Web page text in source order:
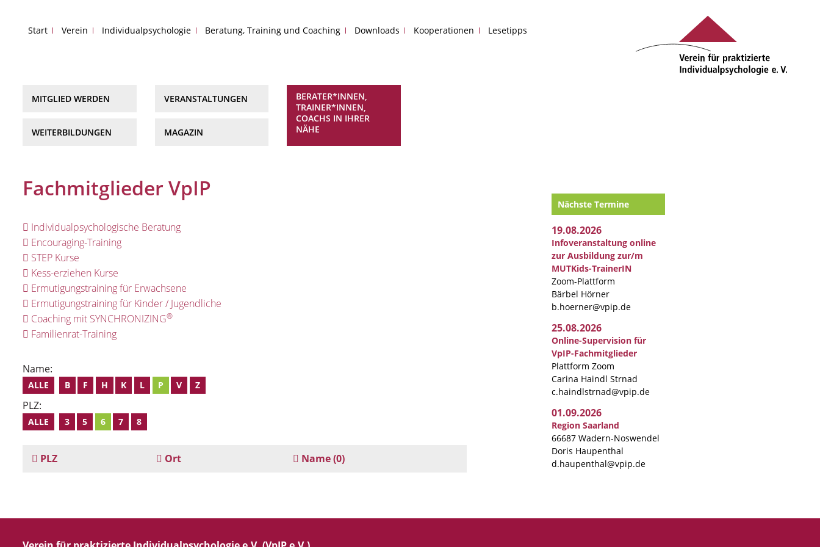
Start Verein Individualpsychologie Beratung, Training und Coaching Downloads Kooperationen Lesetipps
MITGLIED WERDEN
WEITERBILDUNGEN
VERANSTALTUNGEN
MAGAZIN
BERATER*INNEN,
TRAINER*INNEN,
COACHS IN IHRER
NÄHE
Fachmitglieder VpIP
Individualpsychologische Beratung
Encouraging-Training
STEP Kurse
Kess-erziehen Kurse
Ermutigungstraining für Erwachsene
Ermutigungstraining für Kinder / Jugendliche
Coaching mit SYNCHRONIZING®
Familienrat-Training
Name:
ALLE B F H K L P V Z
PLZ:
ALLE 3 5 6 7 8
PLZ Ort Name(0)
Nächste Termine
19.08.2026
Infoveranstaltung online
zur Ausbildung zur/m
MUTKids-TrainerIN
Zoom-Plattform
Bärbel Hörner
b.hoerner@vpip.de
25.08.2026
Online-Supervision für
VpIP-Fachmitglieder
Plattform Zoom
Carina Haindl Strnad
c.haindlstrnad@vpip.de
01.09.2026
Region Saarland
66687 Wadern-Noswendel
Doris Haupenthal
d.haupenthal@vpip.de